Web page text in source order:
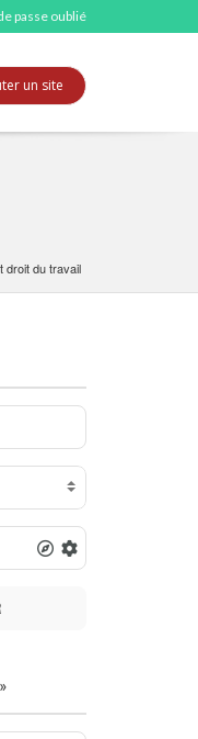
passe oublié
un site
droit du travail